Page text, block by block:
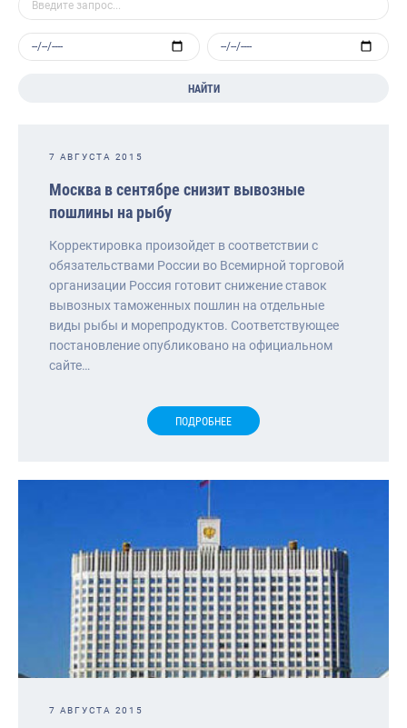
НАЙТИ
7 АВГУСТА 2015
Москва в сентябре снизит вывозные
пошлины на рыбу
Корректировка произойдет в соответствии с
обязательствами России во Всемирной торговой
организации Россия готовит снижение ставок
вывозных таможенных пошлин на отдельные
виды рыбы и морепродуктов. Соответствующее
постановление опубликовано на официальном
сайте…
ПОДРОБНЕЕ
7 АВГУСТА 2015